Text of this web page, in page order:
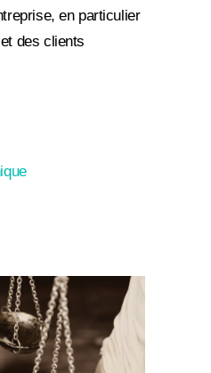
en particulier
des clients